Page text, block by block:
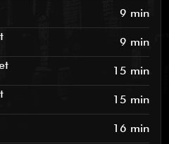
9 min
9 min
15 min
15 min
16 min